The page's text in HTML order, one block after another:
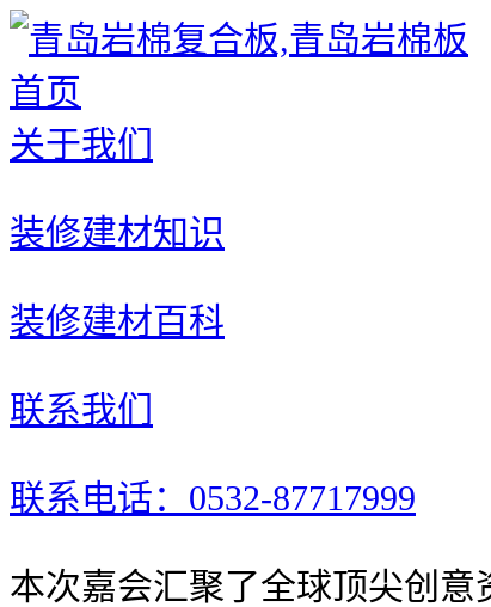
首页
关于我们
装修建材知识
装修建材百科
联系我们
联系电话：0532-87717999
本次嘉会汇聚了全球顶尖创意